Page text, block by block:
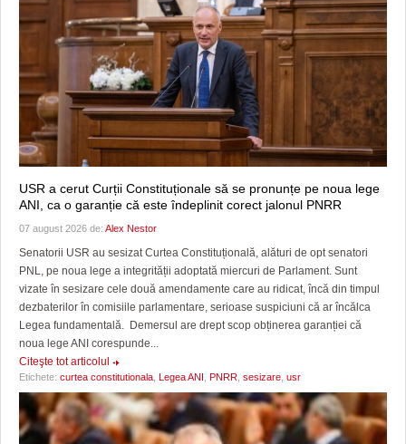
USR a cerut Curții Constituționale să se pronunțe pe noua lege
ANI, ca o garanție că este îndeplinit corect jalonul PNRR
07 august 2026 de: Alex Nestor
Senatorii USR au sesizat Curtea Constituțională, alături de opt senatori
PNL, pe noua lege a integrității adoptată miercuri de Parlament. Sunt
vizate în sesizare cele două amendamente care au ridicat, încă din timpul
dezbaterilor în comisiile parlamentare, serioase suspiciuni că ar încălca
Legea fundamentală. Demersul are drept scop obținerea garanției că
noua lege ANI corespunde...
Citeşte tot articolul
Etichete: curtea constitutionala Legea ANI PNRR sesizare usr